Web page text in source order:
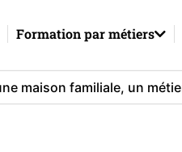
Formation par métiers